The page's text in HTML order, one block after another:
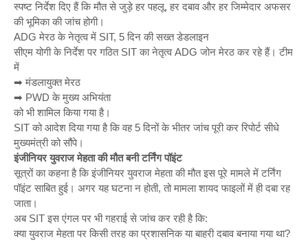
स्पष्ट निर्देश दिए हैं कि मौत से जुड़े हर पहलू, हर दबाव और हर जिम्मेदार अफसर
की भूमिका की जांच होगी।
ADG मेरठ के नेतृत्व में SIT, 5 दिन की सख्त डेडलाइन
सीएम योगी के निर्देश पर गठित SIT का नेतृत्व ADG जोन मेरठ कर रहे हैं। टीम
में
➡ मंडलायुक्त मेरठ
➡ PWD के मुख्य अभियंता
को भी शामिल किया गया है।
SIT को आदेश दिया गया है कि वह 5 दिनों के भीतर जांच पूरी कर रिपोर्ट सीधे
मुख्यमंत्री को सौंपे।
इंजीनियर युवराज मेहता की मौत बनी टर्निंग पॉइंट
सूत्रों का कहना है कि इंजीनियर युवराज मेहता की मौत इस पूरे मामले में टर्निंग
पॉइंट साबित हुई। अगर यह घटना न होती, तो मामला शायद फाइलों में ही दबा रह
जाता।
अब SIT इस एंगल पर भी गहराई से जांच कर रही है कि:
क्या युवराज मेहता पर किसी तरह का प्रशासनिक या बाहरी दबाव बनाया गया था?